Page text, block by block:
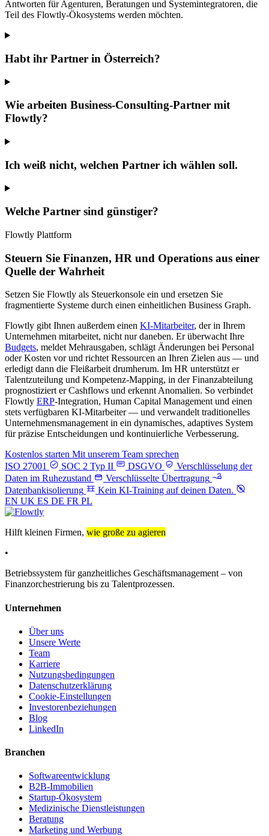
Antworten für Agenturen, Beratungen und Systemintegratoren, die
Teil des Flowtly-Ökosystems werden möchten.
Habt ihr Partner in Österreich?
Wie arbeiten Business-Consulting-Partner mit
Flowtly?
Ich weiß nicht, welchen Partner ich wählen soll.
Welche Partner sind günstiger?
Flowtly Plattform
Steuern Sie Finanzen, HR und Operations aus einer
Quelle der Wahrheit
Setzen Sie Flowtly als Steuerkonsole ein und ersetzen Sie
fragmentierte Systeme durch einen einheitlichen Business Graph.
Flowtly gibt Ihnen außerdem einen KI-Mitarbeiter, der in Ihrem
Unternehmen mitarbeitet, nicht nur daneben. Er überwacht Ihre
Budgets, meldet Mehrausgaben, schlägt Änderungen bei Personal
oder Kosten vor und richtet Ressourcen an Ihren Zielen aus — und
erledigt dann die Fleißarbeit drumherum. Im HR unterstützt er
Talentzuteilung und Kompetenz-Mapping, in der Finanzabteilung
prognostiziert er Cashflows und erkennt Anomalien. So verbindet
Flowtly ERP-Integration, Human Capital Management und einen
stets verfügbaren KI-Mitarbeiter — und verwandelt traditionelles
Unternehmensmanagement in ein dynamisches, adaptives System
für präzise Entscheidungen und kontinuierliche Verbesserung.
Kostenlos starten Mit unserem Team sprechen
ISO 27001
SOC 2 Typ II DSGVO
Verschlüsselung der
Daten im Ruhezustand
Verschlüsselte Übertragung
Datenbankisolierung
Kein KI‑Training auf deinen Daten.
EN UK ES DE FR PL
Hilft kleinen Firmen, wie große zu agieren
•
Betriebssystem für ganzheitliches Geschäftsmanagement – von
Finanzorchestrierung bis zu Talentprozessen.
Unternehmen
Über uns
Unsere Werte
Team
Karriere
Nutzungsbedingungen
Datenschutzerklärung
Cookie-Einstellungen
Investorenbeziehungen
Blog
LinkedIn
Branchen
Softwareentwicklung
B2B-Immobilien
Startup-Ökosystem
Medizinische Dienstleistungen
Beratung
Marketing und Werbung